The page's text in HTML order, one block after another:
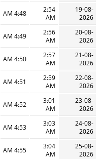
19-08-
2026
2:54
AM
4:48 AM
20-08-
2026
2:56
AM
4:49 AM
21-08-
2026
2:57
AM
4:50 AM
22-08-
2026
2:59
AM
4:51 AM
23-08-
2026
3:01
AM
4:52 AM
24-08-
2026
3:03
AM
4:53 AM
25-08-
2026
3:04
AM
4:55 AM